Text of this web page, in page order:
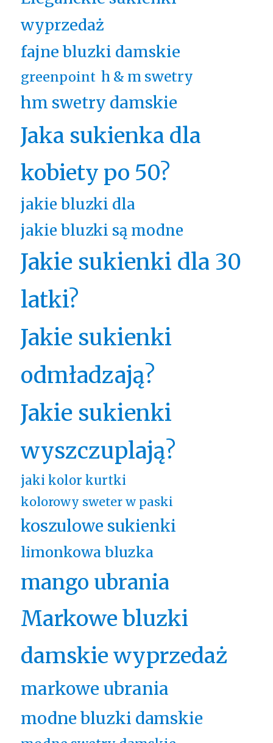
wyprzedaż
fajne bluzki damskie
greenpoint h & m swetry
hm swetry damskie
Jaka sukienka dla
kobiety po 50?
jakie bluzki dla
jakie bluzki są modne
Jakie sukienki dla 30
latki?
Jakie sukienki
odmładzają?
Jakie sukienki
wyszczuplają?
jaki kolor kurtki
kolorowy sweter w paski
koszulowe sukienki
limonkowa bluzka
mango ubrania
Markowe bluzki
damskie wyprzedaż
markowe ubrania
modne bluzki damskie